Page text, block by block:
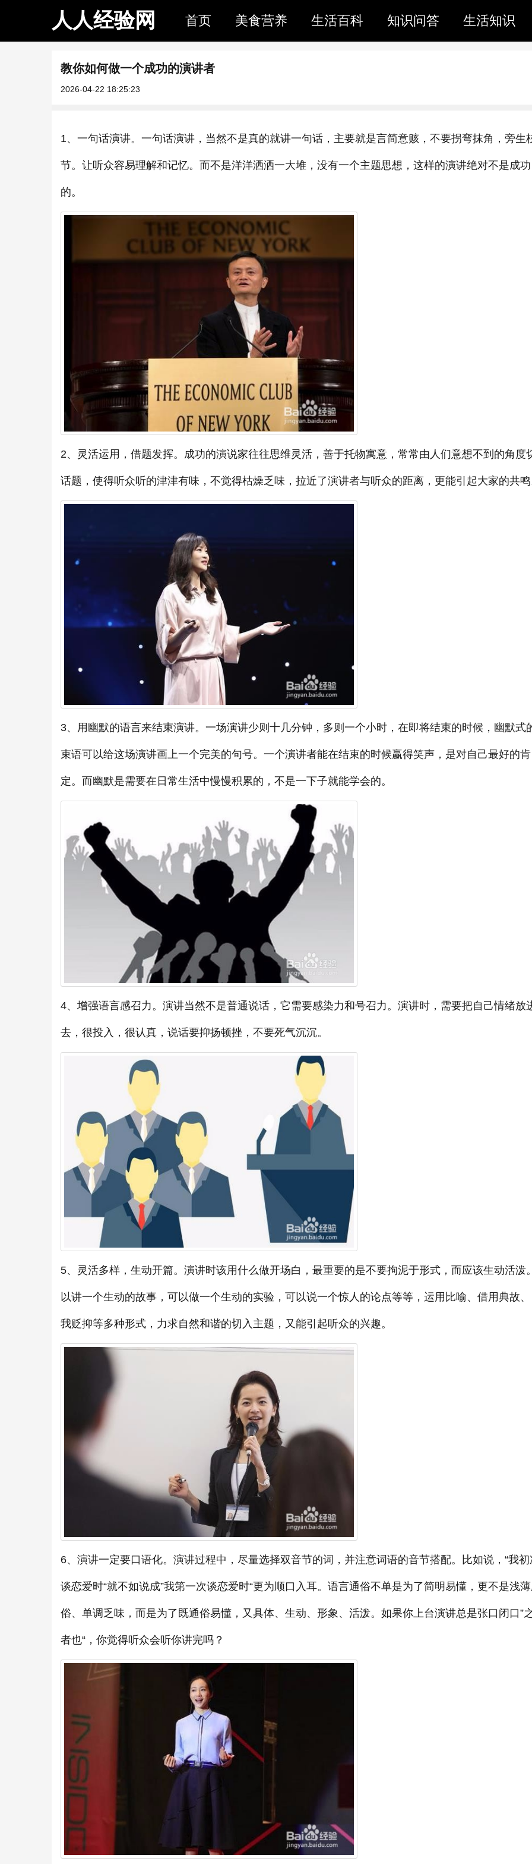
人人经验网 首页 美食营养 生活百科 知识问答 生活知识
教你如何做一个成功的演讲者
2026-04-22 18:25:23
1、一句话演讲。一句话演讲，当然不是真的就讲一句话，主要就是言简意赅，不要拐弯抹角，旁生
节。让听众容易理解和记忆。而不是洋洋洒洒一大堆，没有一个主题思想，这样的演讲绝对不是成功
的。
2、灵活运用，借题发挥。成功的演说家往往思维灵活，善于托物寓意，常常由人们意想不到的角度
话题，使得听众听的津津有味，不觉得枯燥乏味，拉近了演讲者与听众的距离，更能引起大家的共
3、用幽默的语言来结束演讲。一场演讲少则十几分钟，多则一个小时，在即将结束的时候，幽默式
束语可以给这场演讲画上一个完美的句号。一个演讲者能在结束的时候赢得笑声，是对自己最好的肯
定。而幽默是需要在日常生活中慢慢积累的，不是一下子就能学会的。
4、增强语言感召力。演讲当然不是普通说话，它需要感染力和号召力。演讲时，需要把自己情绪放
去，很投入，很认真，说话要抑扬顿挫，不要死气沉沉。
5、灵活多样，生动开篇。演讲时该用什么做开场白，最重要的是不要拘泥于形式，而应该生动活泼
以讲一个生动的故事，可以做一个生动的实验，可以说一个惊人的论点等等，运用比喻、借用典故
我贬抑等多种形式，力求自然和谐的切入主题，又能引起听众的兴趣。
6、演讲一定要口语化。演讲过程中，尽量选择双音节的词，并注意词语的音节搭配。比如说，“我初
谈恋爱时“就不如说成”我第一次谈恋爱时“更为顺口入耳。语言通俗不单是为了简明易懂，更不是浅
俗、单调乏味，而是为了既通俗易懂，又具体、生动、形象、活泼。如果你上台演讲总是张口闭口”
者也“，你觉得听众会听你讲完吗？